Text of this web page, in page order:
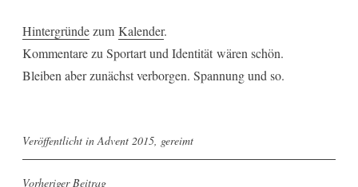
Hintergründezum Kalender.
Kommentare zu Sportart und Identität wären schön.
Bleiben aber zunächst verborgen. Spannung und so.
Veröffentlicht in Advent 2015 gereimt
Vorheriger Beitrag